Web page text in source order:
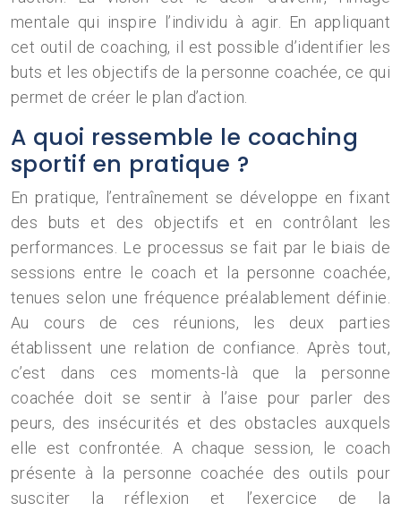
mentale qui inspire l’individu à agir. En appliquant
cet outil de coaching, il est possible d’identifier les
buts et les objectifs de la personne coachée, ce qui
permet de créer le plan d’action.
A quoi ressemble le coaching
sportif en pratique ?
En pratique, l’entraînement se développe en fixant
des buts et des objectifs et en contrôlant les
performances. Le processus se fait par le biais de
sessions entre le coach et la personne coachée,
tenues selon une fréquence préalablement définie.
Au cours de ces réunions, les deux parties
établissent une relation de confiance. Après tout,
c’est dans ces moments-là que la personne
coachée doit se sentir à l’aise pour parler des
peurs, des insécurités et des obstacles auxquels
elle est confrontée. A chaque session, le coach
présente à la personne coachée des outils pour
susciter la réflexion et l’exercice de la